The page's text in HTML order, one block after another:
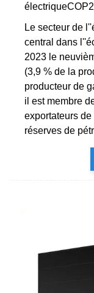
Le secteur de
central dans
2023 le
(3,9 % de la
producteur de
il est membre
exportateurs
réserves de